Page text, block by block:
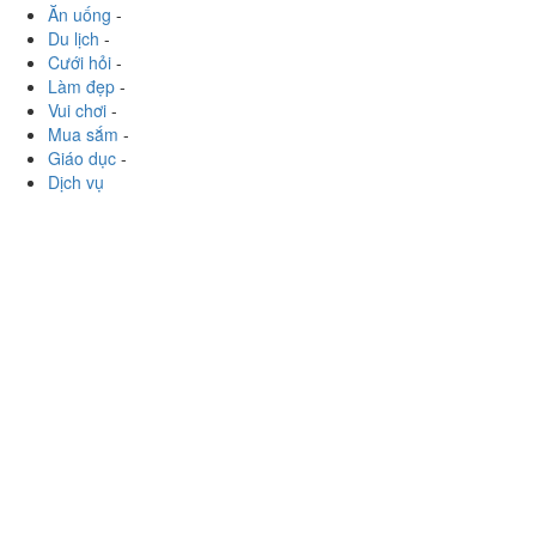
Ăn uống -
Du lịch -
Cưới hỏi -
Làm đẹp -
Vui chơi -
Mua sắm -
Giáo dục -
Dịch vụ